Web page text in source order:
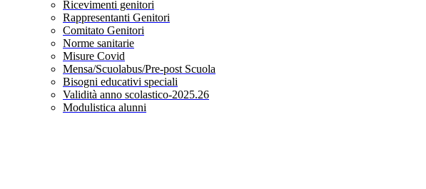
Ricevimenti genitori
Rappresentanti Genitori
Comitato Genitori
Norme sanitarie
Misure Covid
Mensa/Scuolabus/Pre-post Scuola
Bisogni educativi speciali
Validità anno scolastico-2025.26
Modulistica alunni